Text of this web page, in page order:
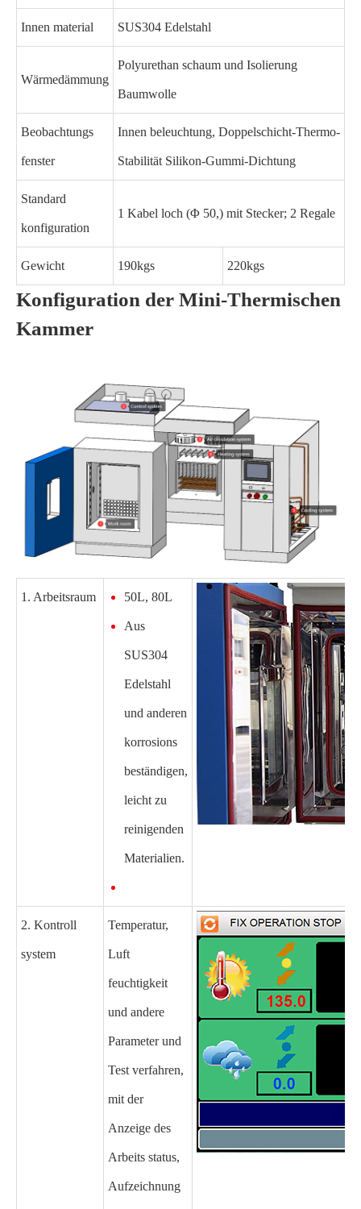
Innen material SUS304 Edelstahl
Wärmedämmung
Polyurethan schaum und Isolierung
Baumwolle
Beobachtungs
fenster
Innen beleuchtung, Doppelschicht-Thermo-
Stabilität Silikon-Gummi-Dichtung
Standard
konfiguration
1 Kabel loch (Φ 50,) mit Stecker; 2 Regale
Gewicht 190kgs 220kgs
Konfiguration der Mini-Thermischen
Kammer
1. Arbeitsraum 50L, 80L
Aus
SUS304
Edelstahl
und anderen
korrosions
beständigen,
leicht zu
reinigenden
Materialien.
2. Kontroll
system
Temperatur,
Luft
feuchtigkeit
und andere
Parameter und
Test verfahren,
mit der
Anzeige des
Arbeits status,
Aufzeichnung